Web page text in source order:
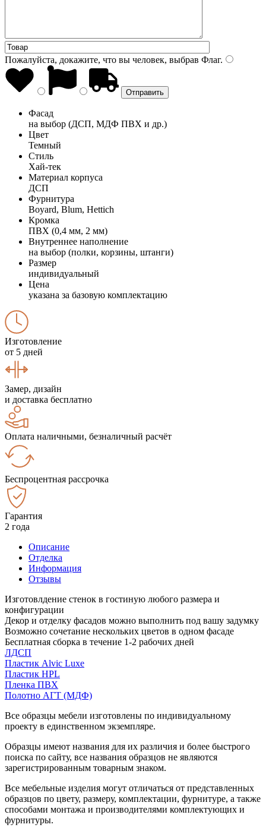
Пожалуйста, докажите, что вы человек, выбрав Флаг.
Фасад
на выбор (ДСП, МДФ ПВХ и др.)
Цвет
Темный
Стиль
Хай-тек
Материал корпуса
ДСП
Фурнитура
Boyard, Blum, Hettich
Кромка
ПВХ (0,4 мм, 2 мм)
Внутреннее наполнение
на выбор (полки, корзины, штанги)
Размер
индивидуальный
Цена
указана за базовую комплектацию
Изготовление
от 5 дней
Замер, дизайн
и доставка бесплатно
Оплата наличными, безналичный расчёт
Беспроцентная рассрочка
Гарантия
2 года
Описание
Отделка
Информация
Отзывы
Изготовлдение стенок в гостиную любого размера и
конфигурации
Декор и отделку фасадов можно выполнить под вашу задумку
Возможно сочетание нескольких цветов в одном фасаде
Бесплатная сборка в течение 1-2 рабочих дней
ЛДСП
Пластик Alvic Luxe
Пластик HPL
Пленка ПВХ
Полотно АГТ (МДФ)
Все образцы мебели изготовлены по индивидуальному
проекту в единственном экземпляре.
Образцы имеют названия для их различия и более быстрого
поиска по сайту, все названия образцов не являются
зарегистрированным товарным знаком.
Все мебельные изделия могут отличаться от представленных
образцов по цвету, размеру, комплектации, фурнитуре, а также
способами монтажа и производителями комплектующих и
фурнитуры.